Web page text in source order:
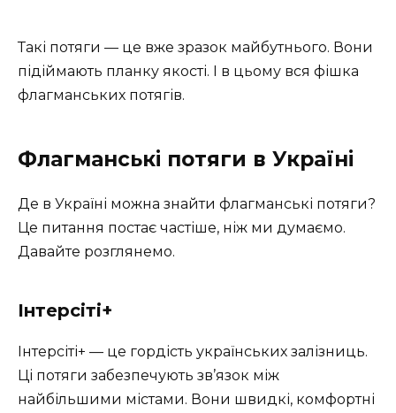
Такі потяги — це вже зразок майбутнього. Вони
підіймають планку якості. І в цьому вся фішка
флагманських потягів.
Флагманські потяги в Україні
Де в Україні можна знайти флагманські потяги?
Це питання постає частіше, ніж ми думаємо.
Давайте розглянемо.
Інтерсіті+
Інтерсіті+ — це гордість українських залізниць.
Ці потяги забезпечують зв’язок між
найбільшими містами. Вони швидкі, комфортні